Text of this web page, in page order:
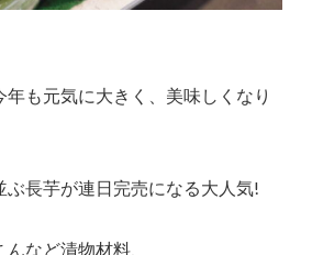
も元気に大きく、美味しくなり
ぶ長芋が連日完売になる大人気!
など漬物材料、